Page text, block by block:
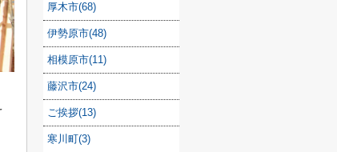
厚木市(68)
伊勢原市(48)
相模原市(11)
藤沢市(24)
ご挨拶(13)
寒川町(3)